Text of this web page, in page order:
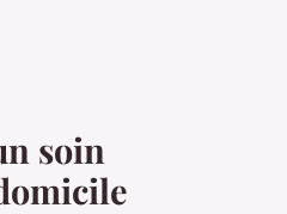
soin